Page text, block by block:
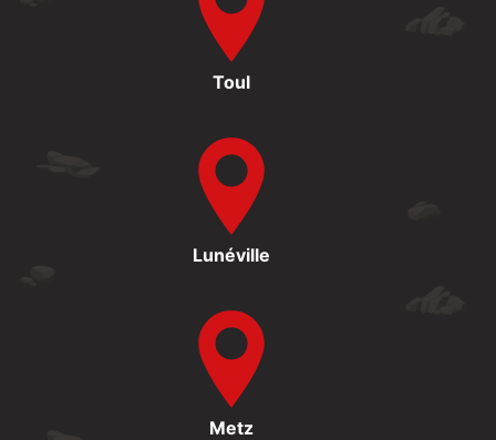
Toul
Lunéville
Metz